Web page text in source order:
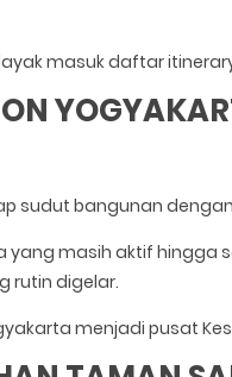
masuk daftar
sudut bangunan
masih aktif hingga
rutin digelar.
menjadi pusat